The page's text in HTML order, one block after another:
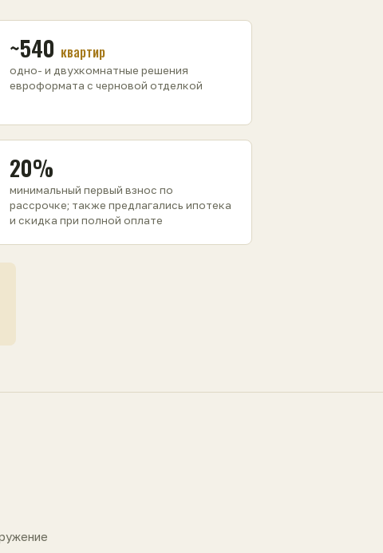
~540 квартир
одно- и двухкомнатные решения
евроформата с черновой отделкой
20%
минимальный первый взнос по
рассрочке; также предлагались ипотека
и скидка при полной оплате